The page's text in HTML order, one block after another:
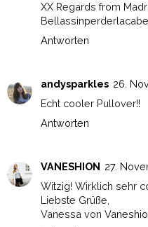
XX Regards from
Antworten
andysparkles 26.
Echt cooler Pullover!!
Antworten
VANESHION 27.
Witzig! Wirklich sehr
Liebste Grüße,
Vanessa von